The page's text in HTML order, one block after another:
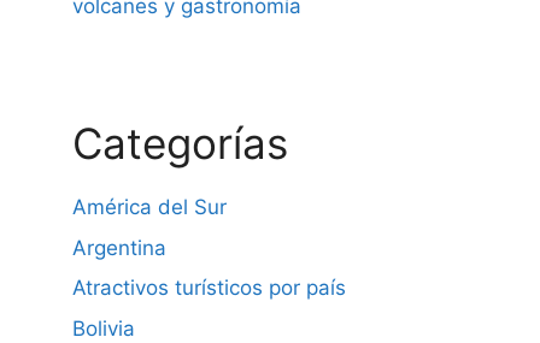
volcanes y gastronomía
Categorías
América del Sur
Argentina
Atractivos turísticos por país
Bolivia